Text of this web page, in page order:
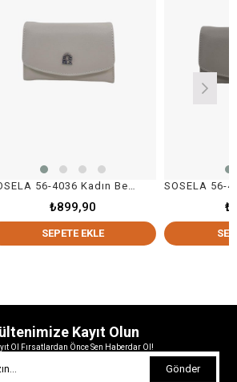
SOSELA 56-4036 Kadın Bej Cüzdan
₺899,90
SEPETE EKLE
₺899,90
SEPETE EKLE
Kayıt Olun
Ol Fırsatlardan Önce Sen Haberdar Ol!
Gönder